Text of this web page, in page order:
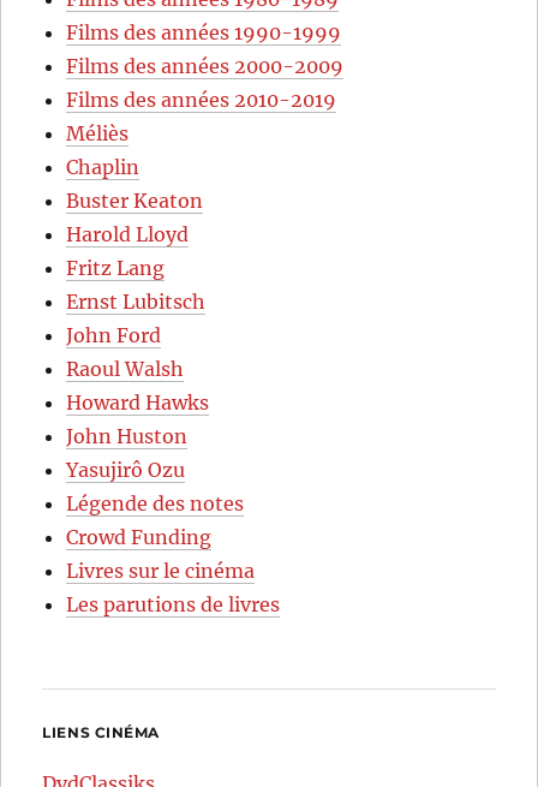
Films des années 1990-1999
Films des années 2000-2009
Films des années 2010-2019
Méliès
Chaplin
Buster Keaton
Harold Lloyd
Fritz Lang
Ernst Lubitsch
John Ford
Raoul Walsh
Howard Hawks
John Huston
Yasujirô Ozu
Légende des notes
Crowd Funding
Livres sur le cinéma
Les parutions de livres
LIENS CINÉMA